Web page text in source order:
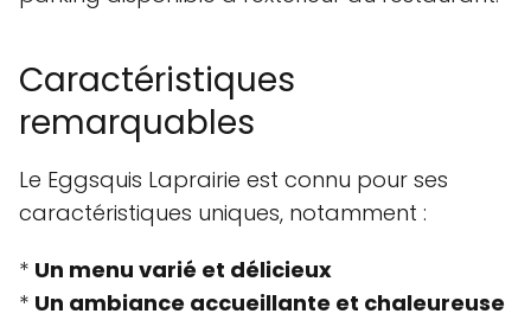
Caractéristiques
remarquables
Le Eggsquis Laprairie est connu pour ses
caractéristiques uniques, notamment :
* Un menu varié et délicieux
* Un ambiance accueillante et chaleureuse